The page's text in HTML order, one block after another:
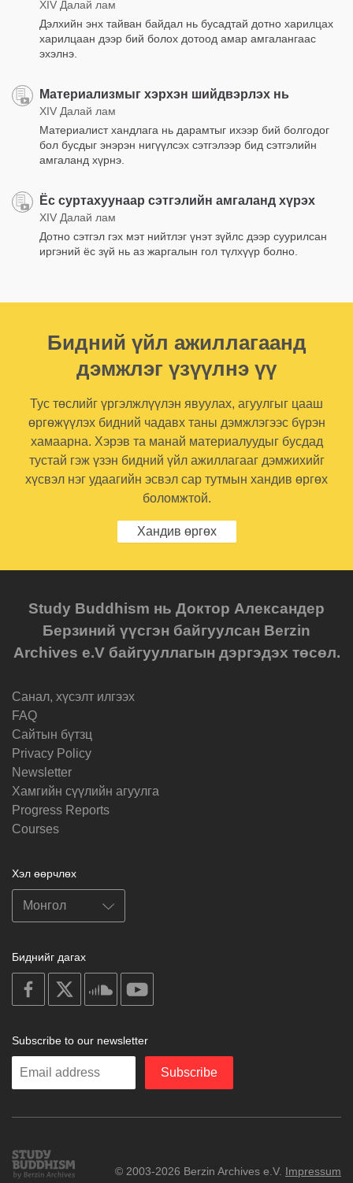
XIV Далай лам
Дэлхийн энх тайван байдал нь бусадтай дотно харилцах
харилцаан дээр бий болох дотоод амар амгалангаас
эхэлнэ.
Материализмыг хэрхэн шийдвэрлэх нь
XIV Далай лам
Материалист хандлага нь дарамтыг ихээр бий болгодог
бол бусдыг энэрэн нигүүлсэх сэтгэлээр бид сэтгэлийн
амгаланд хүрнэ.
Ёс суртахуунаар сэтгэлийн амгаланд хүрэх
XIV Далай лам
Дотно сэтгэл гэх мэт нийтлэг үнэт зүйлс дээр суурилсан
иргэний ёс зүй нь аз жаргалын гол түлхүүр болно.
Бидний үйл ажиллагаанд
дэмжлэг үзүүлнэ үү
Тус төслийг үргэлжлүүлэн явуулах, агуулгыг цааш
өргөжүүлэх бидний чадавх таны дэмжлэгээс бүрэн
хамаарна. Хэрэв та манай материалуудыг бусдад
тустай гэж үзэн бидний үйл ажиллагааг дэмжихийг
хүсвэл нэг удаагийн эсвэл сар тутмын хандив өргөх
боломжтой.
Хандив өргөх
Study Buddhism нь Доктор Александер
Берзиний үүсгэн байгуулсан Berzin
Archives e.V байгууллагын дэргэдэх төсөл.
Санал, хүсэлт илгээх
FAQ
Cайтын бүтзц
Privacy Policy
Newsletter
Хамгийн сүүлийн агуулга
Progress Reports
Courses
Хэл өөрчлөх
Биднийг дагах
on
facebook
soundcloud
Subscribe to our newsletter
Enter
Subscribe
Study
Buddhism
© 2003-2026 Berzin Archives e.V. Impressum